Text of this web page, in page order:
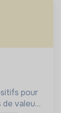
pour
de valeur